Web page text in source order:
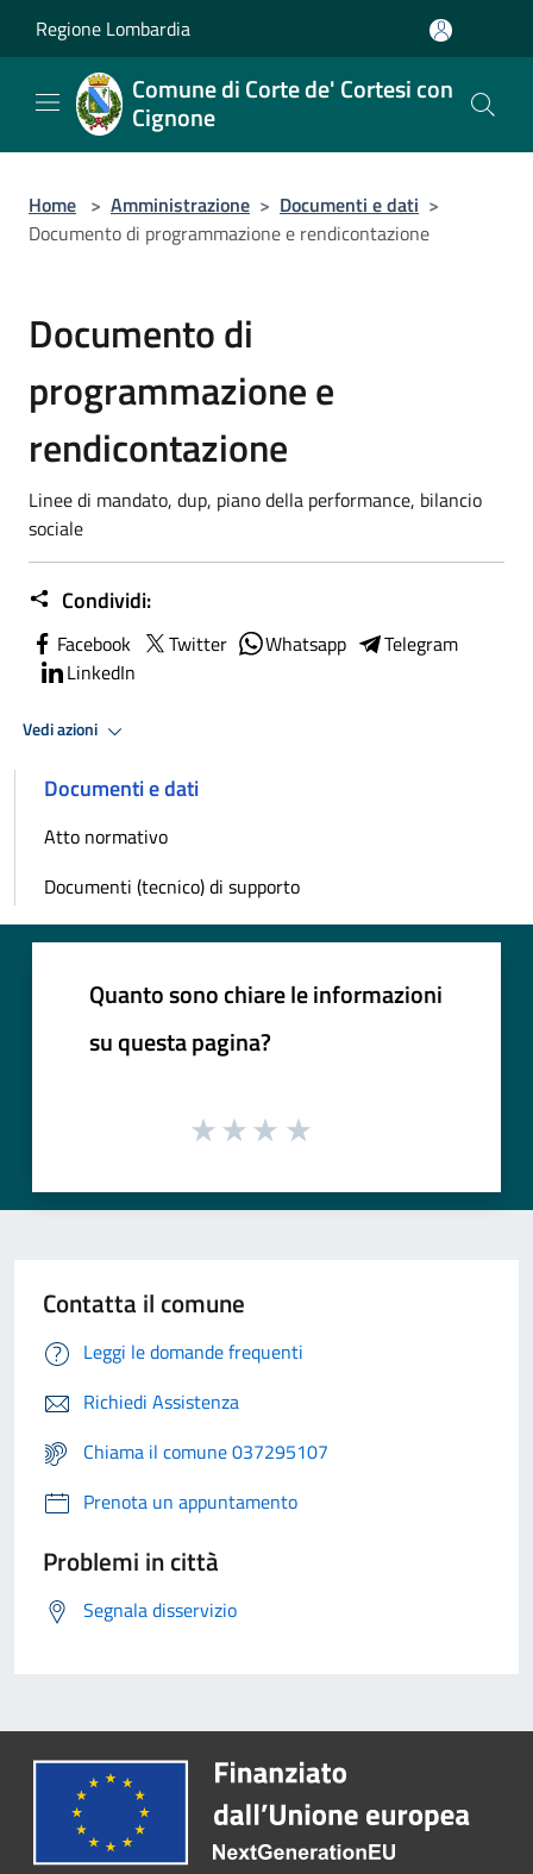
Regione Lombardia
Comune di Corte de' Cortesi con
Cignone
Home > Amministrazione > Documenti e dati >
Documento di programmazione e rendicontazione
Documento di
programmazione e
rendicontazione
Linee di mandato, dup, piano della performance, bilancio
sociale
Condividi:
Facebook Twitter Whatsapp
Telegram
LinkedIn
Vedi azioni
Documenti e dati
Atto normativo
Documenti (tecnico) di supporto
Quanto sono chiare le informazioni
su questa pagina?
Contatta il comune
Leggi le domande frequenti
Richiedi Assistenza
Chiama il comune 037295107
Prenota un appuntamento
Problemi in città
Segnala disservizio